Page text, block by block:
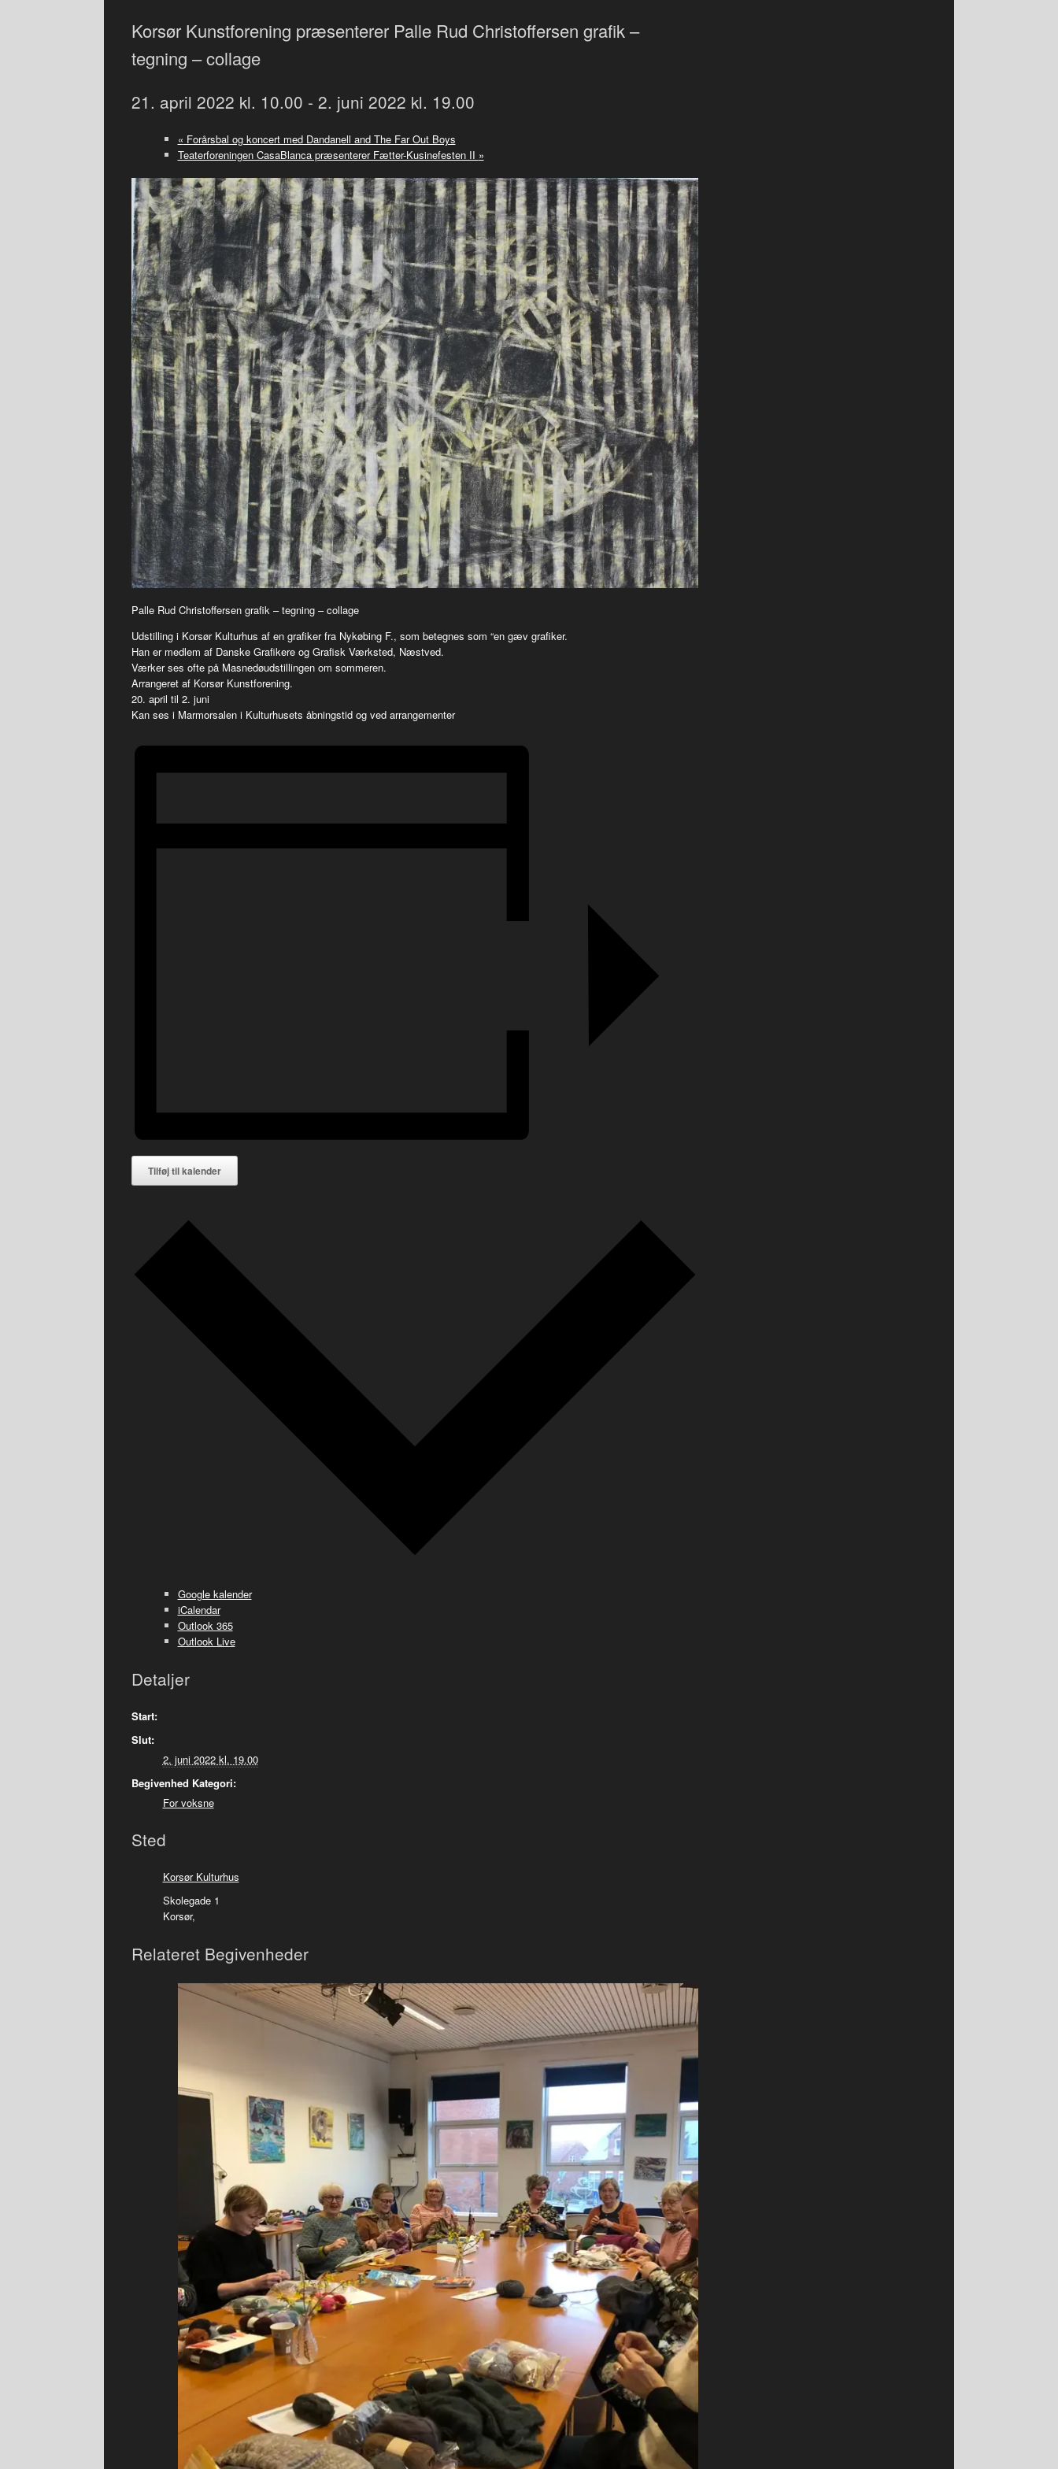
Korsør Kunstforening præsenterer Palle Rud Christoffersen grafik –
tegning – collage
21. april 2022 kl. 10.00 - 2. juni 2022 kl. 19.00
« Forårsbal og koncert med Dandanell and The Far Out Boys
Teaterforeningen CasaBlanca præsenterer Fætter-Kusinefesten II »
Palle Rud Christoffersen grafik – tegning – collage
Udstilling i Korsør Kulturhus af en grafiker fra Nykøbing F., som betegnes som “en gæv grafiker.
Han er medlem af Danske Grafikere og Grafisk Værksted, Næstved.
Værker ses ofte på Masnedøudstillingen om sommeren.
Arrangeret af Korsør Kunstforening.
20. april til 2. juni
Kan ses i Marmorsalen i Kulturhusets åbningstid og ved arrangementer
Tilføj til kalender
Google kalender
iCalendar
Outlook 365
Outlook Live
Detaljer
Start:
Slut:
2. juni 2022 kl. 19.00
Begivenhed Kategori:
For voksne
Sted
Korsør Kulturhus
Skolegade 1
Korsør,
Relateret Begivenheder